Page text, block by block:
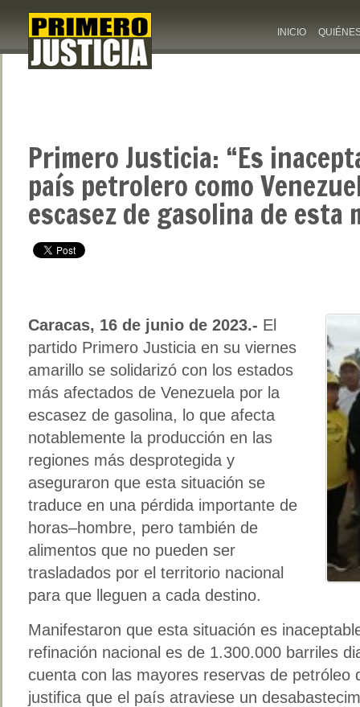
INICIO
Primero Justicia: “Es
país petrolero como
escasez de gasolina de esta
Caracas, 16 de junio de 2023.- El
partido Primero Justicia en su viernes
amarillo se solidarizó con los estados
más afectados de Venezuela por la
escasez de gasolina, lo que afecta
notablemente la producción en las
regiones más desprotegida y
aseguraron que esta situación se
traduce en una pérdida importante de
horas–hombre, pero también de
alimentos que no pueden ser
trasladados por el territorio nacional
para que lleguen a cada destino.
Manifestaron que esta situación es
refinación nacional es de 1.300.000 barriles
cuenta con las mayores reservas de petróleo
justifica que el país atraviese un